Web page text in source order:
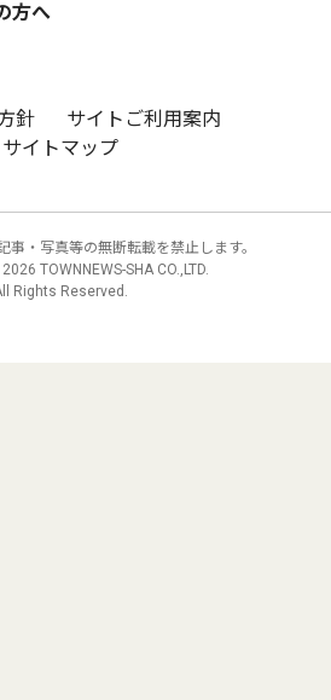
方へ
針
サイトご利用案内
サイトマップ
事・写真等の無断転載を禁止します。
2026 TOWNNEWS-SHA CO.,LTD.
Rights Reserved.